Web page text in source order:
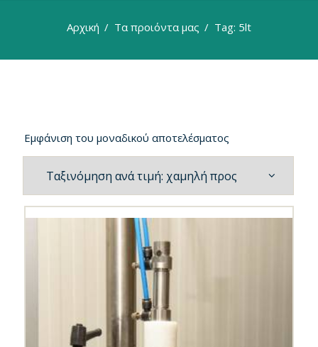
Αρχική Τα προιόντα μας Tag: 5lt
Εμφάνιση του μοναδικού αποτελέσματος